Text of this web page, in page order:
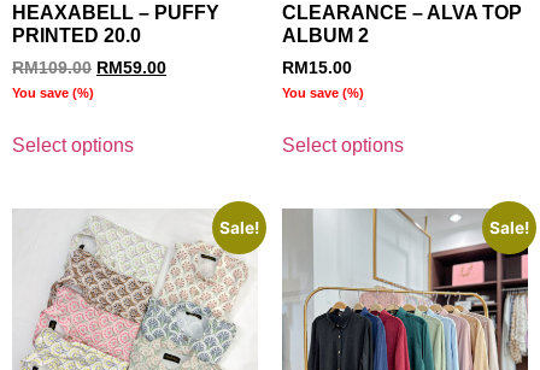
HEAXABELL – PUFFY
PRINTED 20.0
RM109.00 RM59.00
You save (%)
Select options
CLEARANCE – ALVA TOP
ALBUM 2
RM15.00
You save (%)
Select options
Sale! Sale!